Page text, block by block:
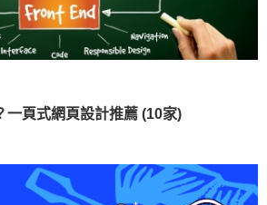
一頁式網頁設計推薦 (10家)